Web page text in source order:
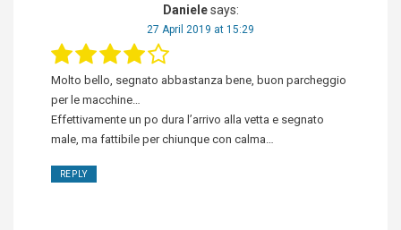
Daniele says:
27 April 2019 at 15:29
Molto bello, segnato abbastanza bene, buon parcheggio
per le macchine…
Effettivamente un po dura l’arrivo alla vetta e segnato
male, ma fattibile per chiunque con calma…
REPLY